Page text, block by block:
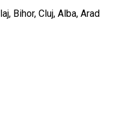
Bihor, Cluj, Alba, Arad